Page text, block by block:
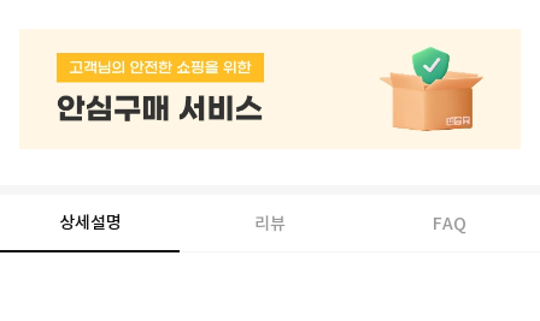
상세설명 리뷰 FAQ